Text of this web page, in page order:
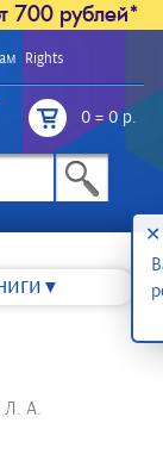
700 рублей*
Rights
Войти
0=0 р.
Л. А.
✕